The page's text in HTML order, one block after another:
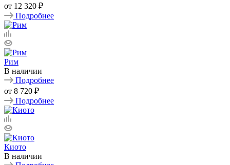
от 12 320 ₽
Подробнее
Рим
В наличии
Подробнее
от 8 720 ₽
Подробнее
Киото
В наличии